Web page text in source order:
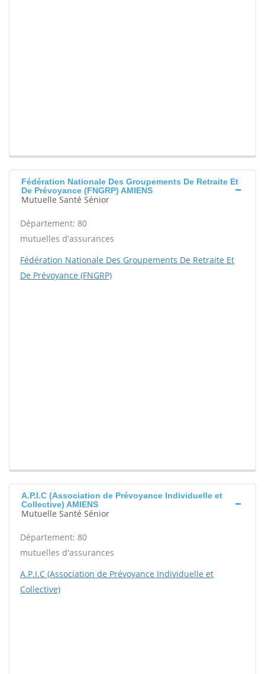
Fédération Nationale Des Groupements De Retraite Et
De Prévoyance (FNGRP) AMIENS
Mutuelle Santé Sénior
Département: 80
mutuelles d'assurances
Fédération Nationale Des Groupements De Retraite Et
De Prévoyance (FNGRP)
A.P.I.C (Association de Prévoyance Individuelle et
Collective) AMIENS
Mutuelle Santé Sénior
Département: 80
mutuelles d'assurances
A.P.I.C (Association de Prévoyance Individuelle et
Collective)